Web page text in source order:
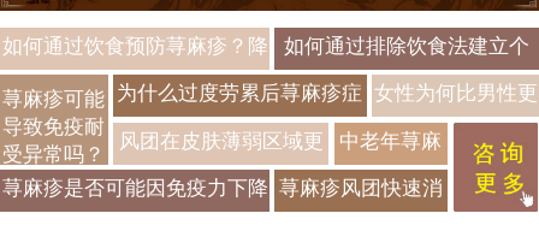
如何通过饮食预防荨麻疹？降
低风团发作的饮食方案
如何通过排除饮食法建立个
体化饮食方案？
荨麻疹可能
导致免疫耐
受异常吗？
免疫机制紊
乱
为什么过度劳累后荨麻疹症
状更明显
女性为何比男性更
容易患荨麻疹？性
别差异与风团诱因
风团在皮肤薄弱区域更
明显是否有生理基础？
中老年荨麻
疹的独特病
因有哪些？
荨麻疹是否可能因免疫力下降 荨麻疹风团快速消